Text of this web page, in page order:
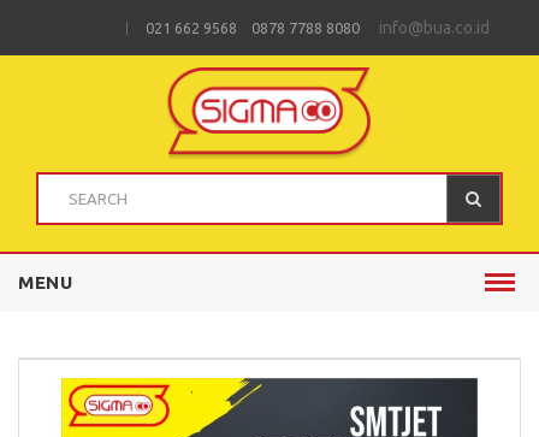
021 662 9568 0878 7788 8080 info@bua.co.id
MENU